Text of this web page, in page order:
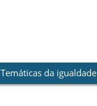
Temáticas da igualdade